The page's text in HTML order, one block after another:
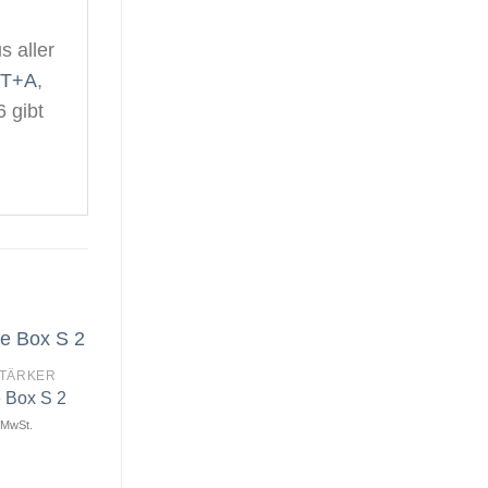
aller
T+A,
gibt
Box S 2